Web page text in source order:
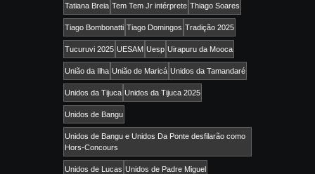
Tatiana Breia Tem Tem Jr intérprete Thiago Soares
Tiago Bombonatti Tiago Domingos Tradição 2025
Tucuruvi 2025 UESAM Uesp Uirapuru da Mooca
União da Ilha União de Maricá Unidos da Tamandaré
Unidos da Tijuca Unidos da Tijuca 2025
Unidos de Bangu
Unidos de Bangu e Unidos Da Ponte desfilarão como
Hors-Concours
Unidos de Lucas Unidos de Padre Miguel